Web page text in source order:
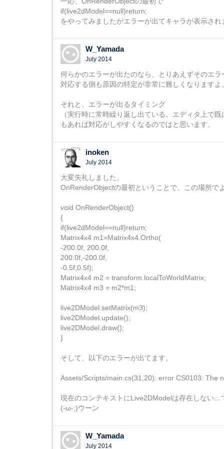
if(live2dModel==null)return;
をやってみましたがエラーが出てキャラが表示さ
W_Yamada
July 2014
何らかのエラーが出たのなら、とりあえずそのエ
対応する側も原因の特定が非常に難しくなりますよ
それと、エラーが出るタイミング
（実行時に常時繰り返し出ている。エディタ上で
もあれば対応がしやすくなるのではと思います。
inoken
July 2014
大変失礼しました。
OnRenderObjectの最初ということで、この場所で
void OnRenderObject()
{
if(live2dModel==null)return;
Matrix4x4 m1=Matrix4x4.Ortho(
-200.0f, 200.0f,
200.0f,-200.0f,
-0.5f,0.5f);
Matrix4x4 m2 = transform.localToWorldMatrix;
Matrix4x4 m3 = m2*m1;
live2DModel.setMatrix(m3);
live2DModel.update();
live2DModel.draw();
}
そして、以下のエラーが出てます。
Assets/Scripts/main.cs(31,20): error CS0103: The
現在のコンテキストにLive2DModelは存在しない…
(-ω-;)ウーン
W_Yamada
July 2014